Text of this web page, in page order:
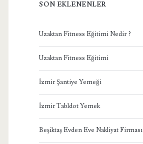
SON EKLENENLER
Uzaktan Fitness Eğitimi Nedir ?
Uzaktan Fitness Eğitimi
İzmir Şantiye Yemeği
İzmir Tabldot Yemek
Beşiktaş Evden Eve Nakliyat Firması